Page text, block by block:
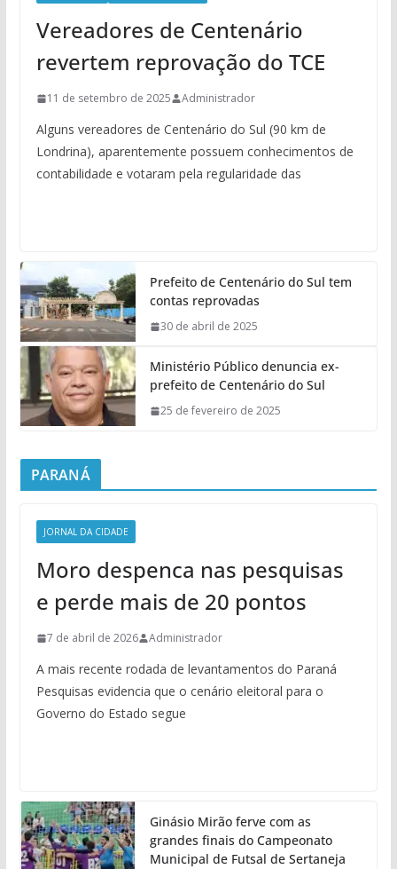
Vereadores de Centenário
revertem reprovação do TCE
11 de setembro de 2025 Administrador
Alguns vereadores de Centenário do Sul (90 km de
Londrina), aparentemente possuem conhecimentos de
contabilidade e votaram pela regularidade das
Prefeito de Centenário do Sul tem
contas reprovadas
30 de abril de 2025
Ministério Público denuncia ex-
prefeito de Centenário do Sul
25 de fevereiro de 2025
PARANÁ
JORNAL DA CIDADE
Moro despenca nas pesquisas
e perde mais de 20 pontos
7 de abril de 2026 Administrador
A mais recente rodada de levantamentos do Paraná
Pesquisas evidencia que o cenário eleitoral para o
Governo do Estado segue
Ginásio Mirão ferve com as
grandes finais do Campeonato
Municipal de Futsal de Sertaneja